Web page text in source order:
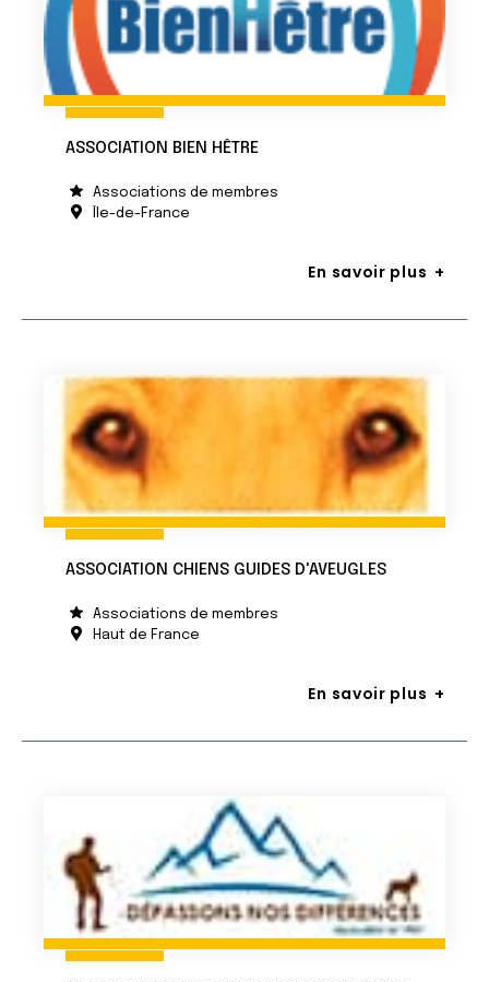
ASSOCIATION BIEN HÊTRE
Associations de membres
Île-de-France
En savoir plus
ASSOCIATION CHIENS GUIDES D'AVEUGLES
Associations de membres
Haut de France
En savoir plus